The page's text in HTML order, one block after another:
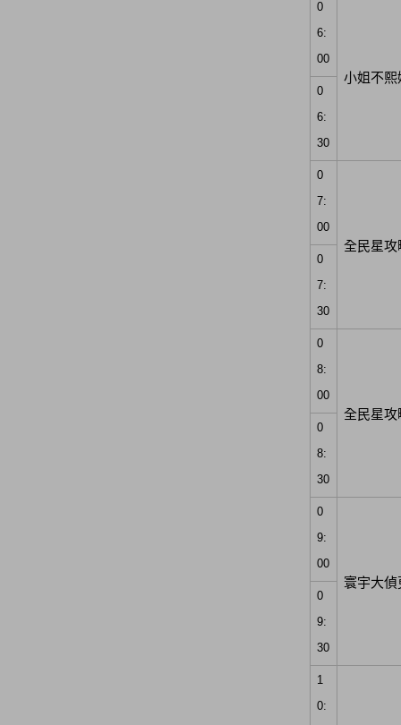
0
6:
00
小姐不熙
0
6:
30
0
7:
00
全民星攻
0
7:
30
0
8:
00
全民星攻
0
8:
30
0
9:
00
寰宇大偵
0
9:
30
1
0: